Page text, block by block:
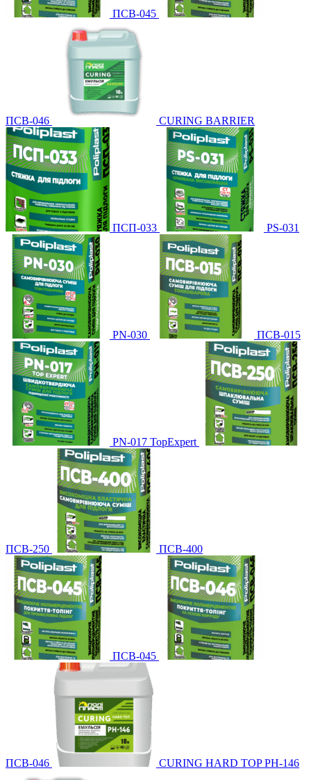
ПСВ-045
ПСВ-046 CURING BARRIER
ПСП-033 PS-031
PN-030 ПСВ-015
PN-017 TopExpert
ПСВ-250 ПСВ-400
ПСВ-045
ПСВ-046 CURING HARD TOP PH-146